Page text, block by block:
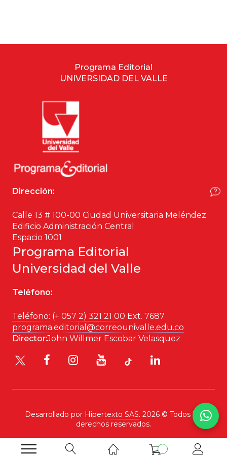
Estudios regionales
Filosofía
Finanzas
Física
Género
Geografía
Historia
Ingeniería
Lenguas
Literatura
Narcotráfico
Programa Editorial
UNIVERSIDAD DEL VALLE
Dirección:
Calle 13 # 100-00 Ciudad Universitaria Meléndez
Edificio Administración Central
Espacio 1001
Programa Editorial
Universidad del Valle
Teléfono:
Teléfono: (+ 057 2) 321 21 00 Ext. 7687
programa.editorial@correounivalle.edu.co
Director:John Willmer Escobar Velasquez
Desarrollado por Hipertexto SAS. 2026 © Todos los
derechos reservados.